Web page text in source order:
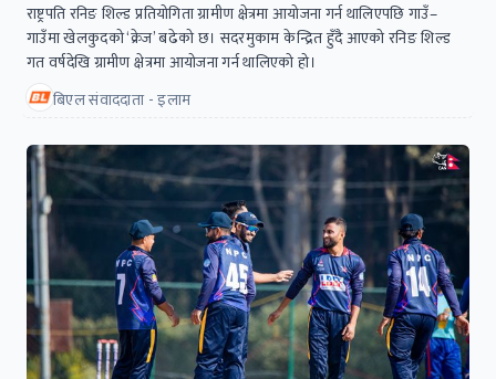
राष्ट्रपति रनिङ शिल्ड प्रतियोगिता ग्रामीण क्षेत्रमा आयोजना गर्न थालिएपछि गाउँ–
गाउँमा खेलकुदको ‘क्रेज’ बढेको छ। सदरमुकाम केन्द्रित हुँदै आएको रनिङ शिल्ड
गत वर्षदेखि ग्रामीण क्षेत्रमा आयोजना गर्न थालिएको हो।
बिएल संवाददाता - इलाम